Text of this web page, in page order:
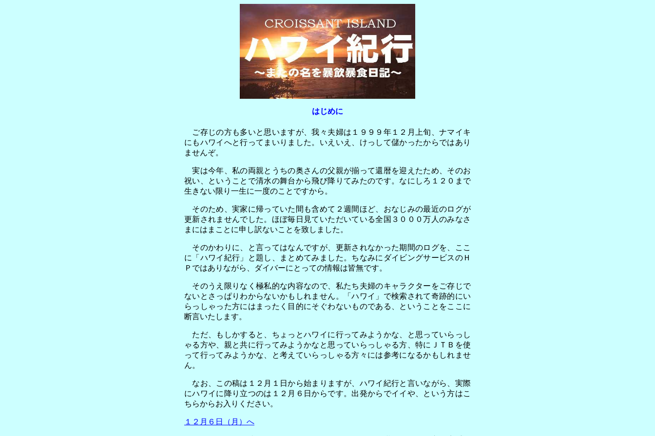
はじめに
ご存じの方も多いと思いますが、我々夫婦は１９９９年１２月上旬、ナマイキ
にもハワイへと行ってまいりました。いえいえ、けっして儲かったからではあり
ませんぞ。
実は今年、私の両親とうちの奥さんの父親が揃って還暦を迎えたため、そのお
祝い、ということで清水の舞台から飛び降りてみたのです。なにしろ１２０まで
生きない限り一生に一度のことですから。
そのため、実家に帰っていた間も含めて２週間ほど、おなじみの最近のログが
更新されませんでした。ほぼ毎日見ていただいている全国３０００万人のみなさ
まにはまことに申し訳ないことを致しました。
そのかわりに、と言ってはなんですが、更新されなかった期間のログを、ここ
に「ハワイ紀行」と題し、まとめてみました。ちなみにダイビングサービスのＨ
Ｐではありながら、ダイバーにとっての情報は皆無です。
そのうえ限りなく極私的な内容なので、私たち夫婦のキャラクターをご存じで
ないとさっぱりわからないかもしれません。「ハワイ」で検索されて奇跡的にい
らっしゃった方にはまったく目的にそぐわないものである、ということをここに
断言いたします。
ただ、もしかすると、ちょっとハワイに行ってみようかな、と思っていらっし
ゃる方や、親と共に行ってみようかなと思っていらっしゃる方、特にＪＴＢを使
って行ってみようかな、と考えていらっしゃる方々には参考になるかもしれませ
ん。
なお、この稿は１２月１日から始まりますが、ハワイ紀行と言いながら、実際
にハワイに降り立つのは１２月６日からです。出発からでイイや、という方はこ
ちらからお入りください。
１２月６日（月）へ